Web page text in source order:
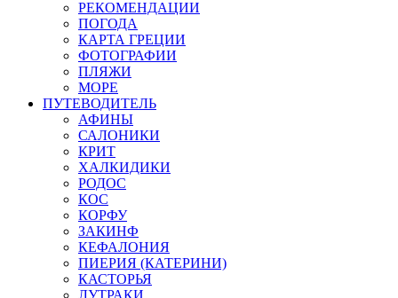
РЕКОМЕНДАЦИИ
ПОГОДА
КАРТА ГРЕЦИИ
ФОТОГРАФИИ
ПЛЯЖИ
МОРЕ
ПУТЕВОДИТЕЛЬ
АФИНЫ
САЛОНИКИ
КРИТ
ХАЛКИДИКИ
РОДОС
КОС
КОРФУ
ЗАКИНФ
КЕФАЛОНИЯ
ПИЕРИЯ (КАТЕРИНИ)
КАСТОРЬЯ
ЛУТРАКИ